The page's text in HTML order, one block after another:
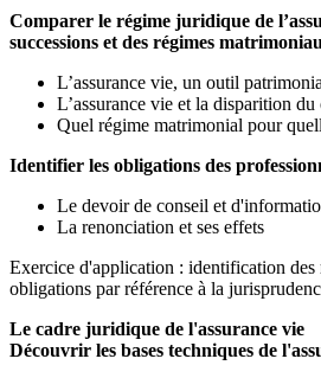
Comparer le régime juridique de
successions et des régimes
L’assurance vie, un outil
L’assurance vie et la disparition
Quel régime matrimonial pour
Identifier les obligations des
Le devoir de conseil et
La renonciation et ses effets
Exercice d'application : identification des
obligations par référence à la
Le cadre juridique de l'assurance vie
Découvrir les bases techniques de